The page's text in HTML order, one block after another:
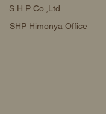
S.H.P. Co.,Ltd.
SHP Himonya Office